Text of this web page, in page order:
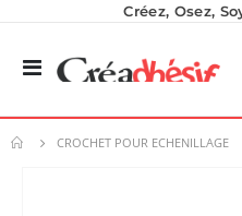
Créez, Osez,
Basculer
CROCHET POUR ECHENILLAGE